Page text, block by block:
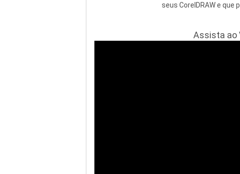
seus CorelDRAW e que
Assista ao